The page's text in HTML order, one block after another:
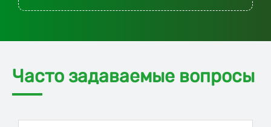
Часто задаваемые вопросы